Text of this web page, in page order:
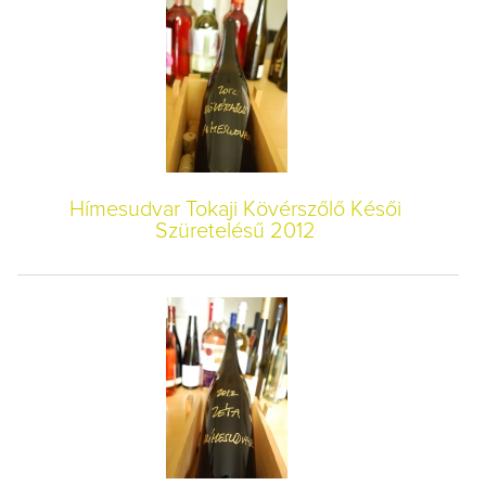
Hímesudvar Tokaji Kövérszőlő Késői
Szüretelésű 2012